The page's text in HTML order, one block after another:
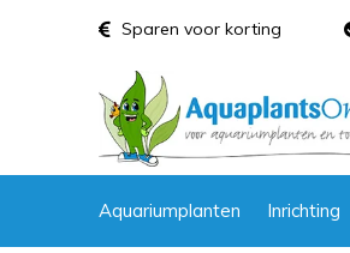
Aquariumplanten Inrichting
Sparen voor korting